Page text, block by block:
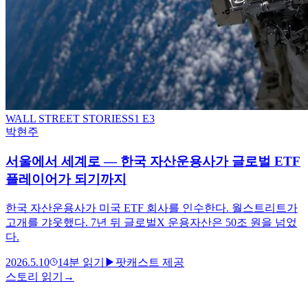
WALL STREET STORIESS1 E3
박현주
서울에서 세계로 — 한국 자산운용사가 글로벌 ETF
플레이어가 되기까지
한국 자산운용사가 미국 ETF 회사를 인수한다. 월스트리트가
고개를 갸웃했다. 7년 뒤 글로벌X 운용자산은 50조 원을 넘었
다.
2026.5.10 14분 읽기 ▶ 팟캐스트 제공
스토리 읽기 →